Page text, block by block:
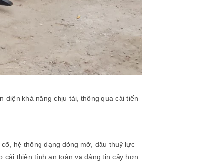
diện khả năng chịu tải, thông qua cải tiến
hệ thống dạng đóng mở, dầu thuỷ lực
thiện tính an toàn và đáng tin cậy hơn.